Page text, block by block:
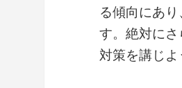
る傾向にあ
す。絶対に
対策を講じよ